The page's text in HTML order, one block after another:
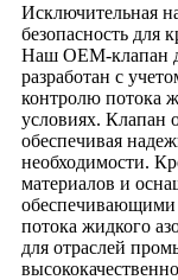
Исключительная
безопасность для
Наш OEM-клапан
разработан с
контролю потока
условиях. Клапан
обеспечивая
необходимости.
материалов и
обеспечивающими
потока жидкого
для отраслей